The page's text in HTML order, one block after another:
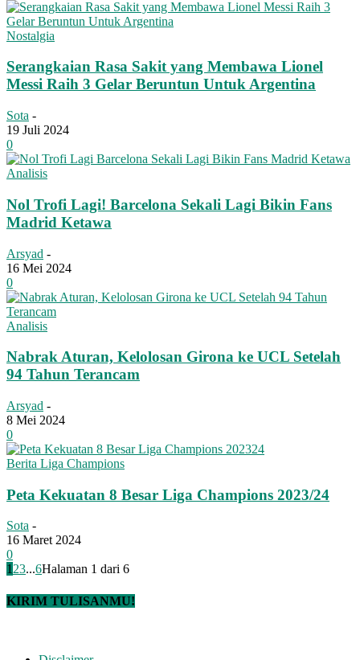
Nostalgia
Serangkaian Rasa Sakit yang Membawa Lionel
Messi Raih 3 Gelar Beruntun Untuk Argentina
Sota -
19 Juli 2024
0
Analisis
Nol Trofi Lagi! Barcelona Sekali Lagi Bikin Fans
Madrid Ketawa
Arsyad -
16 Mei 2024
0
Analisis
Nabrak Aturan, Kelolosan Girona ke UCL Setelah
94 Tahun Terancam
Arsyad -
8 Mei 2024
0
Berita Liga Champions
Peta Kekuatan 8 Besar Liga Champions 2023/24
Sota -
16 Maret 2024
0
1 23...6Halaman 1 dari 6
KIRIM TULISANMU!